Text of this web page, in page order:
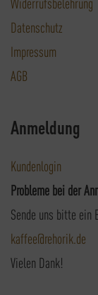
Datenschutz
Impressum
AGB
Anmeldung
Kundenlogin
Probleme bei der
Sende uns bitte ein
kaffee@rehorik.de
Vielen Dank!